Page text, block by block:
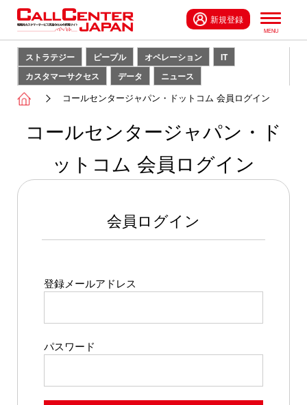
新規登録
ストラテジー ピープル オペレーション
IT
カスタマーサクセス
データ ニュース
コールセンタージャパン・ドットコム 会員ログイン
コールセンタージャパン・ド
ットコム 会員ログイン
会員ログイン
登録メールアドレス
パスワード